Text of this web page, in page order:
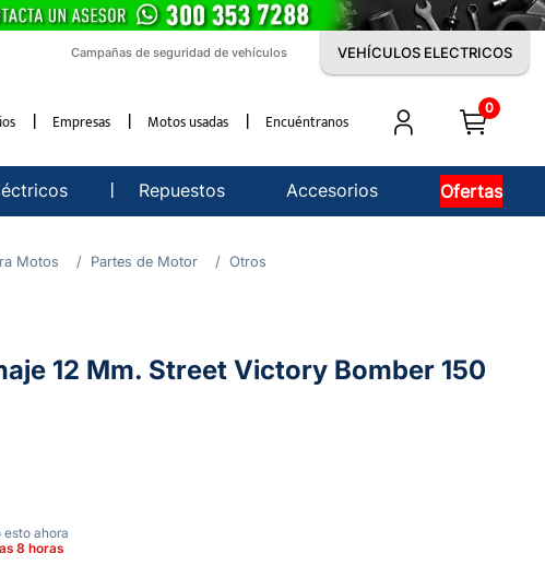
Campañas de seguridad de vehículos VEHÍCULOS ELECTRICOS
Empresas Motos usadas Encuéntranos
0
Repuestos Accesorios Ofertas
Motos Partes de Motor Otros
12 Mm. Street Victory Bomber 150
esto ahora
8 horas